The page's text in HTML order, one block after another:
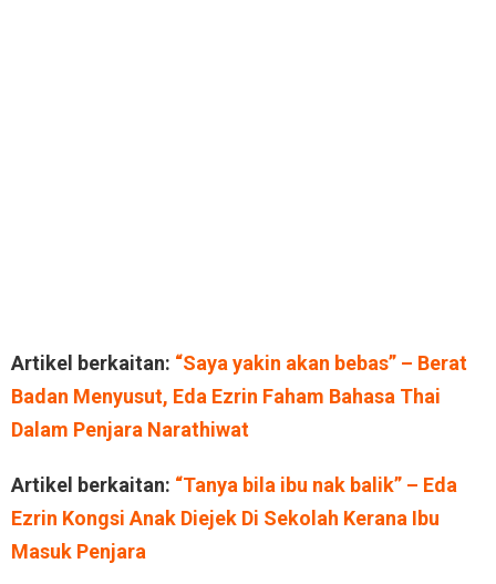
Artikel berkaitan: “Saya yakin akan bebas” – Berat
Badan Menyusut, Eda Ezrin Faham Bahasa Thai
Dalam Penjara Narathiwat
Artikel berkaitan: “Tanya bila ibu nak balik” – Eda
Ezrin Kongsi Anak Diejek Di Sekolah Kerana Ibu
Masuk Penjara